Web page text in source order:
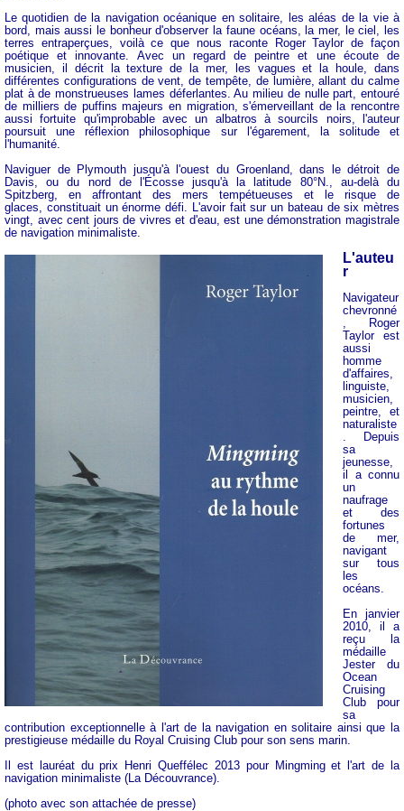
Le quotidien de la navigation océanique en solitaire, les aléas de la vie à
bord, mais aussi le bonheur d'observer la faune océans, la mer, le ciel, les
terres entraperçues, voilà ce que nous raconte Roger Taylor de façon
poétique et innovante. Avec un regard de peintre et une écoute de
musicien, il décrit la texture de la mer, les vagues et la houle, dans
différentes configurations de vent, de tempête, de lumière, allant du calme
plat à de monstrueuses lames déferlantes. Au milieu de nulle part, entouré
de milliers de puffins majeurs en migration, s'émerveillant de la rencontre
aussi fortuite qu'improbable avec un albatros à sourcils noirs, l'auteur
poursuit une réflexion philosophique sur l'égarement, la solitude et
l'humanité.
Naviguer de Plymouth jusqu'à l'ouest du Groenland, dans le détroit de
Davis, ou du nord de l'Écosse jusqu'à la latitude 80°N., au-delà du
Spitzberg, en affrontant des mers tempétueuses et le risque de
glaces, constituait un énorme défi. L'avoir fait sur un bateau de six mètres
vingt, avec cent jours de vivres et d'eau, est une démonstration magistrale
de navigation minimaliste.
L'auteu
r
Navigateur
chevronné
, Roger
Taylor est
aussi
homme
d'affaires,
linguiste,
musicien,
peintre, et
naturaliste
. Depuis
sa
jeunesse,
il a connu
un
naufrage
et des
fortunes
de mer,
navigant
sur tous
les
océans.
En janvier
2010, il a
reçu la
médaille
Jester du
Ocean
Cruising
Club pour
sa
contribution exceptionnelle à l'art de la navigation en solitaire ainsi que la
prestigieuse médaille du Royal Cruising Club pour son sens marin.
Il est lauréat du prix Henri Queffélec 2013 pour Mingming et l'art de la
navigation minimaliste (La Découvrance).
(photo avec son attachée de presse)